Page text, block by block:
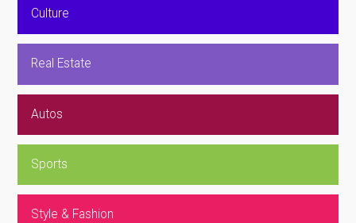
Culture
Real Estate
Autos
Sports
Style & Fashion